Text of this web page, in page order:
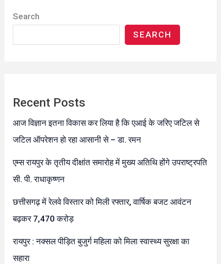
Search
SEARCH
Recent Posts
आज विज्ञान इतना विकास कर लिया है कि एआई के जरिए जटिल से
जटिल ऑपरेशन हो रहा आसानी से – डा. रमन
एम्स रायपुर के तृतीय दीक्षांत समारोह में मुख्य अतिथि होंगे उपराष्ट्रपति
सी. पी. राधाकृष्णन
छत्तीसगढ़ में रेलवे विस्तार को मिली रफ्तार, वार्षिक बजट आवंटन
बढ़कर 7,470 करोड़
रायपुर : नक्सल पीड़ित बुजुर्ग महिला को मिला स्वास्थ्य सुरक्षा का
सहारा